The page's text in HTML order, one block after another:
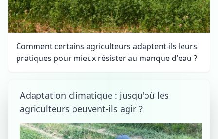
Comment certains agriculteurs adaptent-ils leurs
pratiques pour mieux résister au manque d'eau ?
Adaptation climatique : jusqu'où les
agriculteurs peuvent-ils agir ?